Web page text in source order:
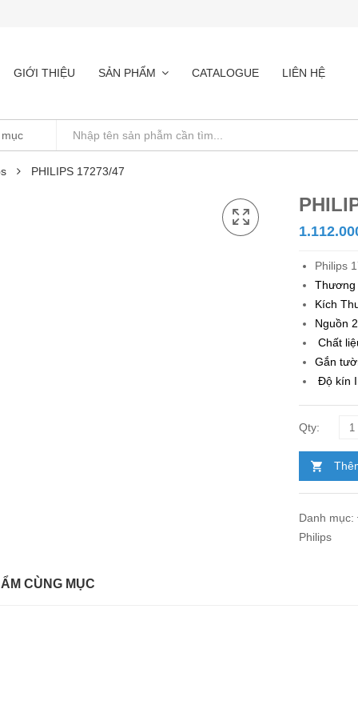
GIỚI THIỆU SẢN PHẨM CATALOGUE LIÊN HỆ
PHILIPS 17273/47
Philips
Kích
Nguồn
Chất
Gắn
Độ kín
Danh mục:
Philips
CÙNG MỤC